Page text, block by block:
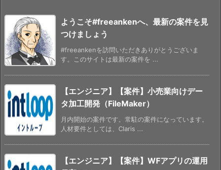
ようこそ#freeankenへ、最新の案件を見
つけましょう
#freeankenを訪問いただきありがとうございま
す。このサイトは最新の案件を ...
【エンジニア】【案件】小売業向けデー
タ加工開発（FileMaker）
月内開始の案件です。常駐の案件になっています。
人材要件としては、Claris ...
【エンジニア】【案件】WFアプリの運用